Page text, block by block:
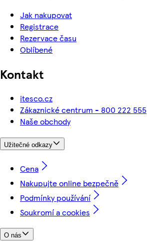
Jak nakupovat
Registrace
Rezervace času
Oblíbené
Kontakt
itesco.cz
Zákaznické centrum - 800 222 555
Naše obchody
Užitečné odkazy
Cena
Nakupujte online bezpečně
Podmínky používání
Soukromí a cookies
O nás